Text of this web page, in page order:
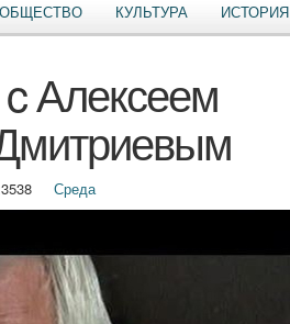
ОБЩЕСТВО КУЛЬТУРА ИСТОРИЯ
Алексеем
3538 Среда